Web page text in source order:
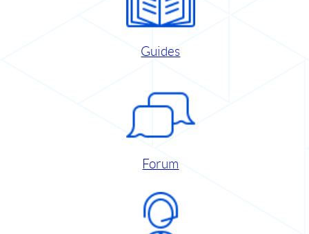
Guides
Forum